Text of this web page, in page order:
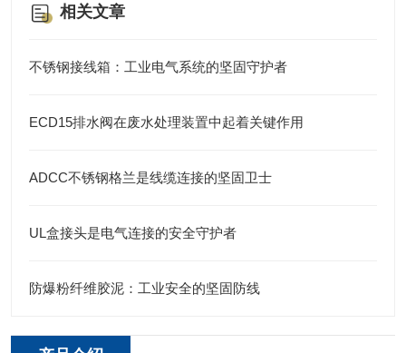
相关文章
不锈钢接线箱：工业电气系统的坚固守护者
ECD15排水阀在废水处理装置中起着关键作用
ADCC不锈钢格兰是线缆连接的坚固卫士
UL盒接头是电气连接的安全守护者
防爆粉纤维胶泥：工业安全的坚固防线